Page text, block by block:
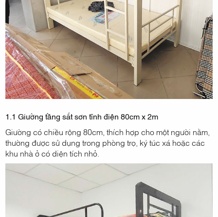
1.1 Giường tầng sắt sơn tĩnh điện 80cm x 2m
Giường có chiều rộng 80cm, thích hợp cho một người nằm,
thường được sử dụng trong phòng trọ, ký túc xá hoặc các
khu nhà ở có diện tích nhỏ.